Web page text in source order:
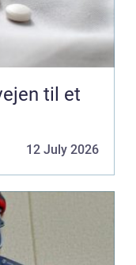
12 July 2026